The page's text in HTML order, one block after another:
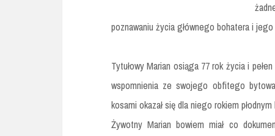
poznawaniu życia głównego bohatera i jego
Tytułowy Marian osiąga 77 rok życia i
wspomnienia ze swojego obfitego
kosami okazał się dla niego rokiem
Żywotny Marian bowiem miał co